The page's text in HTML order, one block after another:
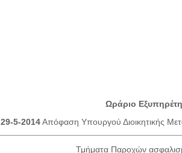
Ωράριο
29-5-2014Απόφαση Υπουργού Διοικητικής
Τμήματα Παροχών